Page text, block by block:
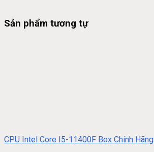
Sản phẩm tương tự
CPU Intel Core I5-11400F Box Chính Hãng